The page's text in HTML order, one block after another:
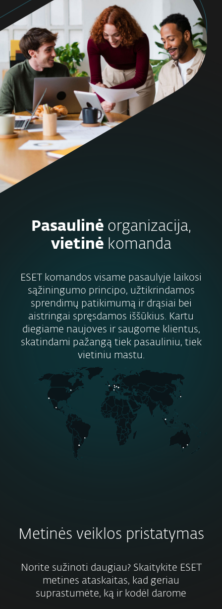
Pasaulinė organizacija,
vietinė komanda
ESET komandos visame pasaulyje laikosi
sąžiningumo principo, užtikrindamos
sprendimų patikimumą ir drąsiai bei
aistringai spręsdamos iššūkius. Kartu
diegiame naujoves ir saugome klientus,
skatindami pažangą tiek pasauliniu, tiek
vietiniu mastu.
Metinės veiklos pristatymas
Norite sužinoti daugiau? Skaitykite ESET
metines ataskaitas, kad geriau
suprastumėte, ką ir kodėl darome